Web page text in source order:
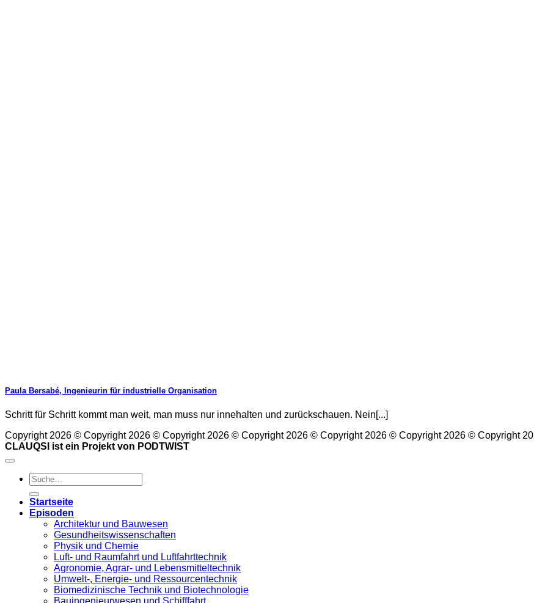
Paula Bersabé, Ingenieurin für industrielle Organisation
Schritt für Schritt kommt man weit, man muss nur innehalten und zurückschauen. Nein[...]
Copyright 2026 © Copyright 2026 © Copyright 2026 © Copyright 2026 © Copyright 2026 © Copyright 2026 © Copyright
CLAUQSI ist ein Projekt von PODTWIST
Startseite
Episoden
Architektur und Bauwesen
Gesundheitswissenschaften
Physik und Chemie
Luft- und Raumfahrt und Luftfahrttechnik
Agronomie, Agrar- und Lebensmitteltechnik
Umwelt-, Energie- und Ressourcentechnik
Biomedizinische Technik und Biotechnologie
Bauingenieurwesen und Schifffahrt